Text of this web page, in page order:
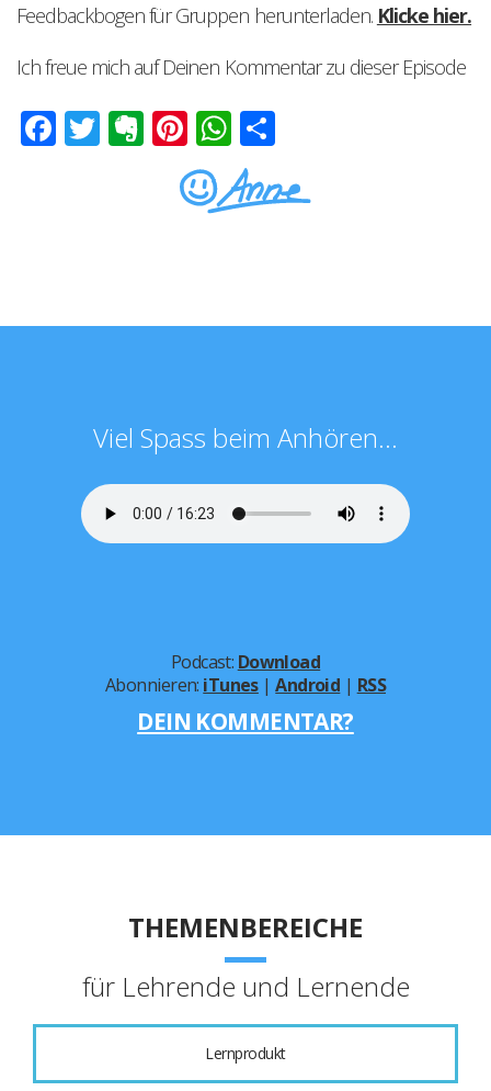
Feedbackbogen für Gruppen herunterladen. Klicke hier.
Ich freue mich auf Deinen Kommentar zu dieser Episode
Facebook
Twitter
Evernote
Pinterest
WhatsApp
Viel Spass beim Anhören...
Podcast: Download
Abonnieren: iTunes|Android | RSS
DEIN KOMMENTAR?
THEMENBEREICHE
für Lehrende und Lernende
Lernprodukt